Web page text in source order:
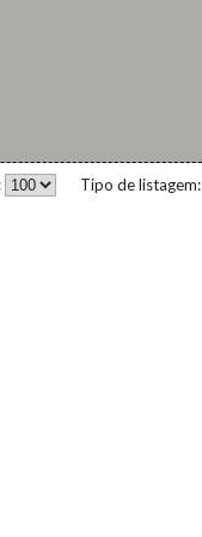
Tipo de listagem: